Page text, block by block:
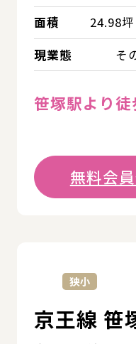
面積
24.98
現業態
そ
笹塚駅より
無料会
狭小
京王線 笹